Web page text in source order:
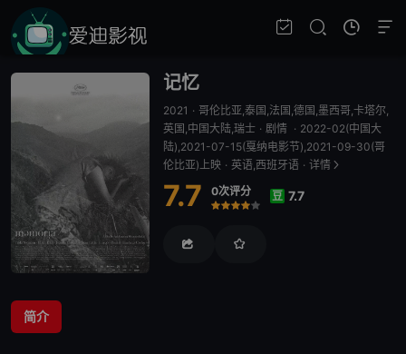
记忆
2021 · 哥伦比亚,泰国,法国,德国,墨西哥,卡塔尔,
英国,中国大陆,瑞士 · 剧情 · 2022-02(中国大
陆),2021-07-15(戛纳电影节),2021-09-30(哥
伦比亚)上映 · 英语,西班牙语 · 详情
7.7 0次评分
很差
较差还行推荐力荐
豆 7.7
简介